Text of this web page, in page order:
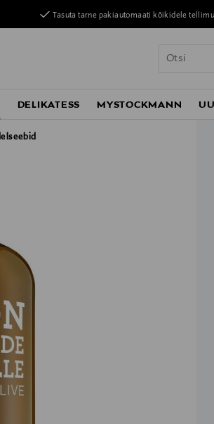
Tasuta tarne pakiautomaati kõikidele
DELIKATESS MYSTOCKMANN